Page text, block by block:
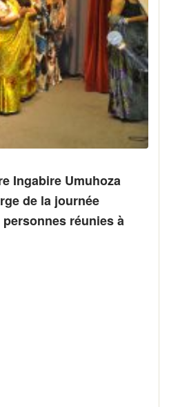
Ingabire Umuhoza
de la journée
réunies à